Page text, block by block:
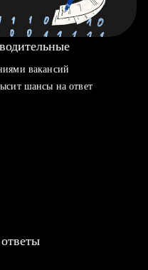
вакансий
шансы на ответ